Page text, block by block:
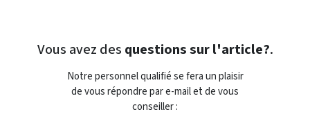
Vous avez des questions sur l'article?.
Notre personnel qualifié se fera un plaisir
de vous répondre par e-mail et de vous
conseiller :